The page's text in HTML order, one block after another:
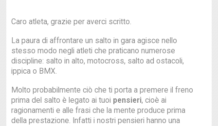
Caro atleta, grazie per averci scritto.
La paura di affrontare un salto in gara agisce nello
stesso modo negli atleti che praticano numerose
discipline: salto in alto, motocross, salto ad ostacoli,
ippica o BMX.
Molto probabilmente ciò che ti porta a premere il freno
prima del salto è legato ai tuoi pensieri, cioè ai
ragionamenti e alle frasi che la mente produce prima
della prestazione. Infatti i nostri pensieri hanno una